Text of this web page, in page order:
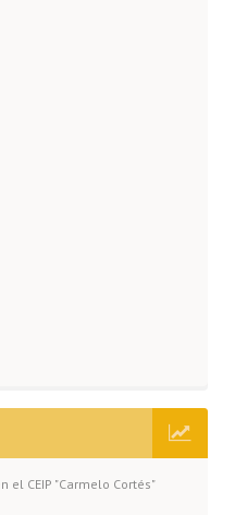
CEIP "Carmelo Cortés"